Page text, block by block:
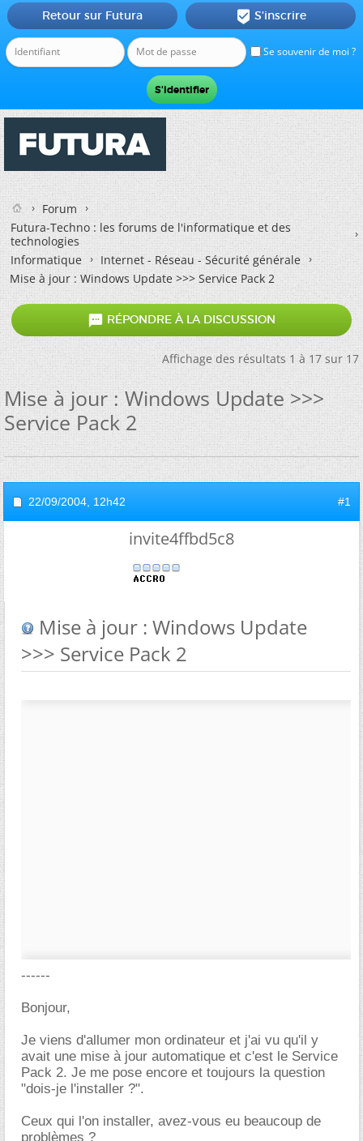
Se souvenir de moi ?
Retour sur Futura  S'inscrire
Forum
Futura-Techno : les forums de l'informatique et des
technologies
Informatique
Internet - Réseau - Sécurité générale
Mise à jour : Windows Update >>> Service Pack 2
 RÉPONDRE À LA DISCUSSION
Affichage des résultats 1 à 17 sur 17
Mise à jour : Windows Update >>>
Service Pack 2
22/09/2004, 12h42 #1
invite4ffbd5c8
Mise à jour : Windows Update
>>> Service Pack 2
------
Bonjour,
Je viens d'allumer mon ordinateur et j'ai vu qu'il y
avait une mise à jour automatique et c'est le Service
Pack 2. Je me pose encore et toujours la question
"dois-je l'installer ?".
Ceux qui l'on installer, avez-vous eu beaucoup de
problèmes ?